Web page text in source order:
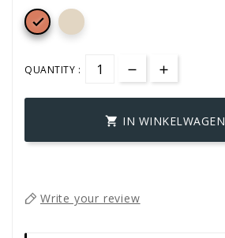

QUANTITY :
 IN WINKELWAGEN
Write your review